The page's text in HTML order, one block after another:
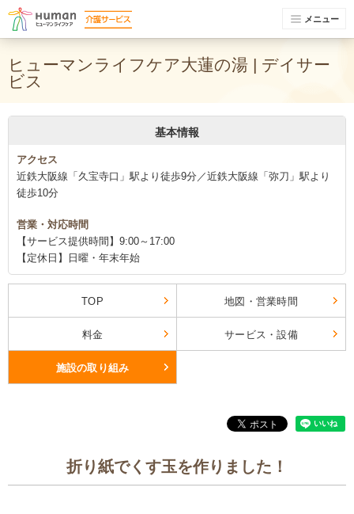
メニュー
ヒューマンライフケア大蓮の湯 | デイサー
ビス
基本情報
アクセス
近鉄大阪線「久宝寺口」駅より徒歩9分／近鉄大阪線「弥刀」駅より
徒歩10分
営業・対応時間
【サービス提供時間】9:00～17:00
【定休日】日曜・年末年始
TOP 地図・営業時間
料金 サービス・設備
施設の取り組み
折り紙でくす玉を作りました！